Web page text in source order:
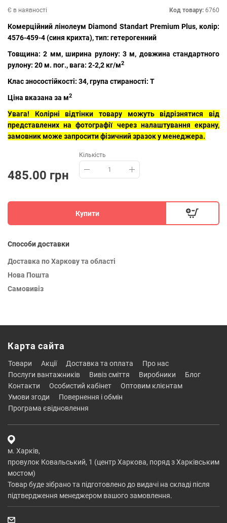
Є в наявності Код товару: 6760
Комерційний лінолеум Diamond Standart Premium Plus, колір:
4576-459-4 (синя крихта), тип: гетерогенний
Товщина: 2 мм, ширина рулону: 3 м, довжина стандартного
рулону: 20 м. пог., вага: 2-2,2 кг/м2
Клас зносостійкості: 34, група стираності: T
Ціна вказана за м2
Увага! Колірні відтінки товару можуть відрізнятися від
представлених на фотографії через налаштування екрану,
замовник може запросити фізичний зразок у менеджера.
485.00 грн
Кількість
Купити
Способи доставки
Доставка по Харкову та області
Нова Пошта
Самовивіз
Карта сайта
товари акції доставка та оплата
про нас
послуги вантажників
вивіз сміття виробники
блог
контакти
особистий кабінет
оптовим клієнтам
умови згоди
повернення і обмін
програма євідновлення
м. Харків,
провулок Ковальський, 1 (центр Харкова, поряд з Харківським
мостом)
Товар буде зібрано та підготовлено до видачі на складі після
підтвердження менеджером вашого замовлення.